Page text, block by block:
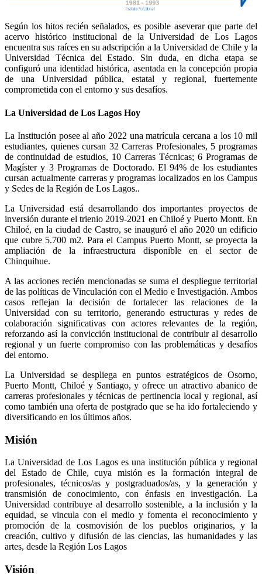
Según los hitos recién señalados, es posible aseverar que parte del
acervo histórico institucional de la Universidad de Los Lagos
encuentra sus raíces en su adscripción a la Universidad de Chile y la
Universidad Técnica del Estado. Sin duda, en dicha etapa se
configuró una identidad histórica, asentada en la concepción propia
de una Universidad pública, estatal y regional, fuertemente
comprometida con el entorno y sus desafíos.
La Universidad de Los Lagos Hoy
La Institución posee al año 2022 una matrícula cercana a los 10 mil
estudiantes, quienes cursan 32 Carreras Profesionales, 5 programas
de continuidad de estudios, 10 Carreras Técnicas; 6 Programas de
Magíster y 3 Programas de Doctorado. El 94% de los estudiantes
cursan actualmente carreras y programas localizados en los Campus
y Sedes de la Región de Los Lagos..
La Universidad está desarrollando dos importantes proyectos de
inversión durante el trienio 2019-2021 en Chiloé y Puerto Montt. En
Chiloé, en la ciudad de Castro, se inauguró el año 2020 un edificio
que cubre 5.700 m2. Para el Campus Puerto Montt, se proyecta la
ampliación de la infraestructura disponible en el sector de
Chinquihue.
A las acciones recién mencionadas se suma el despliegue territorial
de las políticas de Vinculación con el Medio e Investigación. Ambos
casos reflejan la decisión de fortalecer las relaciones de la
Universidad con su territorio, generando estructuras y redes de
colaboración significativas con actores relevantes de la región,
reforzando así la convicción institucional de contribuir al desarrollo
regional y un fuerte compromiso con las problemáticas y desafíos
del entorno.
La Universidad se despliega en puntos estratégicos de Osorno,
Puerto Montt, Chiloé y Santiago, y ofrece un atractivo abanico de
carreras profesionales y técnicas de pertinencia local y regional, así
como también una oferta de postgrado que se ha ido fortaleciendo y
diversificando en los últimos años.
Misión
La Universidad de Los Lagos es una institución pública y regional
del Estado de Chile, cuya misión es la formación integral de
profesionales, técnicos/as y postgraduados/as, y la generación y
transmisión de conocimiento, con énfasis en investigación. La
Universidad contribuye al desarrollo sostenible, a la inclusión y la
equidad, se vincula con el medio y fomenta el reconocimiento y
promoción de la cosmovisión de los pueblos originarios, y la
creación, cultivo y difusión de las ciencias, las humanidades y las
artes, desde la Región Los Lagos
Visión